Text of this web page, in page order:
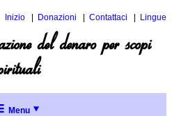
Inizio Donazioni Contattaci
Lingue
del denaro per scopi
Menu